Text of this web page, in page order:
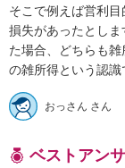
そこで例えば営利
損失があったとし
た場合、どちらも
の雑所得という認識
おっさん さん
ベストアン